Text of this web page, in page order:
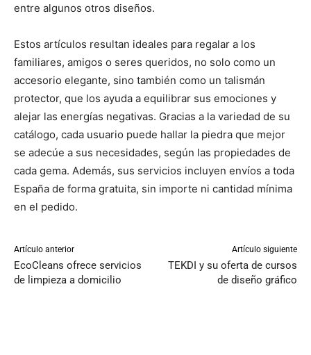
entre algunos otros diseños.
Estos artículos resultan ideales para regalar a los
familiares, amigos o seres queridos, no solo como un
accesorio elegante, sino también como un talismán
protector, que los ayuda a equilibrar sus emociones y
alejar las energías negativas. Gracias a la variedad de su
catálogo, cada usuario puede hallar la piedra que mejor
se adecúe a sus necesidades, según las propiedades de
cada gema. Además, sus servicios incluyen envíos a toda
España de forma gratuita, sin importe ni cantidad mínima
en el pedido.
Artículo anterior
EcoCleans ofrece servicios
de limpieza a domicilio
Artículo siguiente
TEKDI y su oferta de cursos
de diseño gráfico